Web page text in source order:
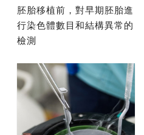
胚胎移植前，對早期胚胎進
行染色體數目和結構異常的
檢測